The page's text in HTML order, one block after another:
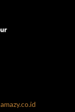
amazy.co.id